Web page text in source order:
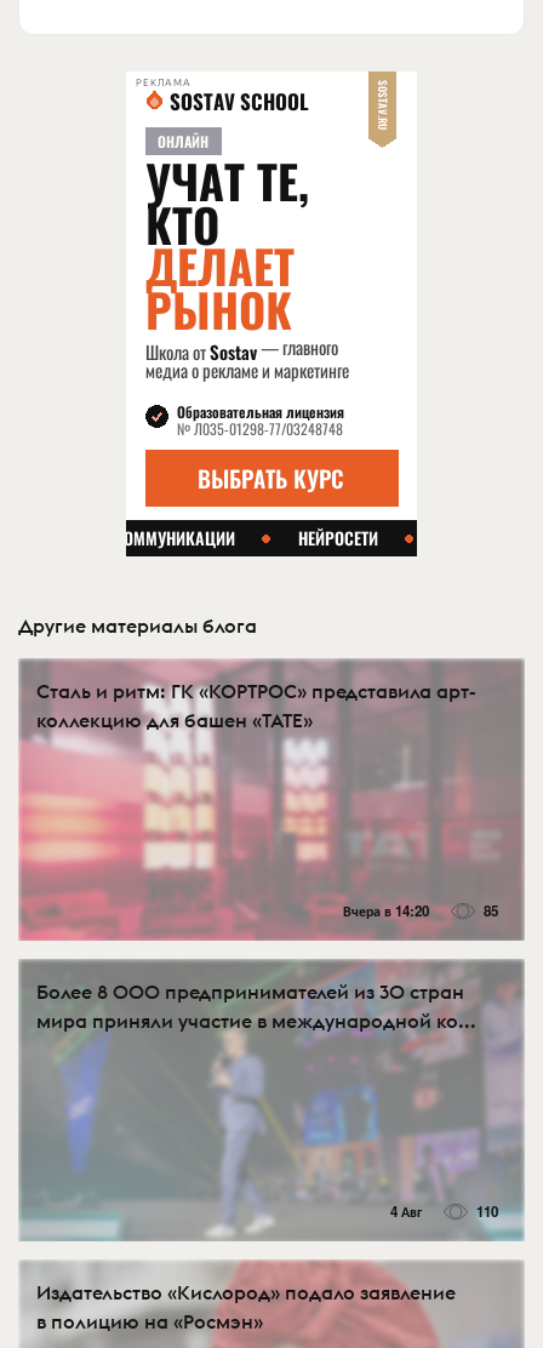
РЕКЛАМА
Другие материалы блога
Сталь и ритм: ГК «КОРТРОС» представила арт-
коллекцию для башен «TATE»
Вчера в 14:20 85
Более 8 000 предпринимателей из 30 стран
мира приняли участие в международной ко...
4 Авг 110
Издательство «Кислород» подало заявление
в полицию на «Росмэн»